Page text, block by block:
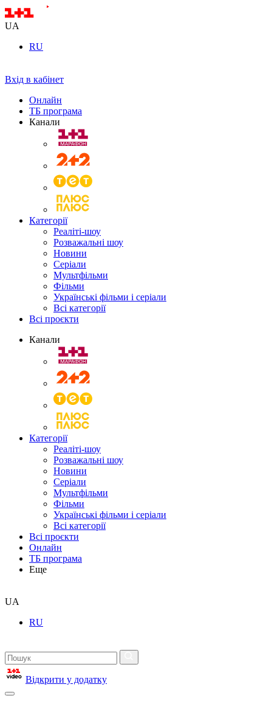
UA
RU
Вхід в кабінет
Онлайн
ТБ програма
Канали
Категорії
Реаліті-шоу
Розважальні шоу
Новини
Серіали
Мультфільми
Фільми
Українські фільми і серіали
Всі категорії
Всі проєкти
Канали
Категорії
Реаліті-шоу
Розважальні шоу
Новини
Серіали
Мультфільми
Фільми
Українські фільми і серіали
Всі категорії
Всі проєкти
Онлайн
ТБ програма
Еще
UA
RU
Відкрити у додатку